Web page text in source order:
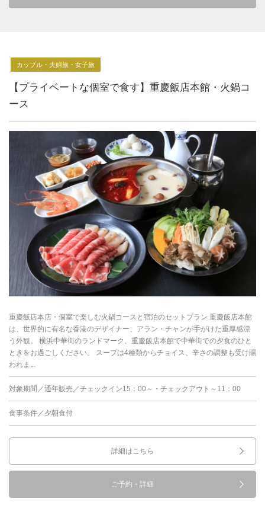
カップル・夫婦旅・女子旅
【プライベートな個室で食す】重慶飯店本館・火鍋コ
ース
重慶飯店本店・個室で楽しむ火鍋コースと宿泊のセットプラン 重慶飯店本館
は、世界的に有名な香港のデザイナー、アラン・チャンが手がけた重厚感漂
う外観。 横浜中華街のランドマーク、重慶飯店本館で中華街での夕食のひと
ときをお過ごしください。 スープは4種類からチョイス、辛さの調整も受け賜
われま...
対象期間／通年販売／チェックイン15：00～・チェックアウト～11：00
食事条件／夕朝食付
詳細はこちら
ご予約・詳細